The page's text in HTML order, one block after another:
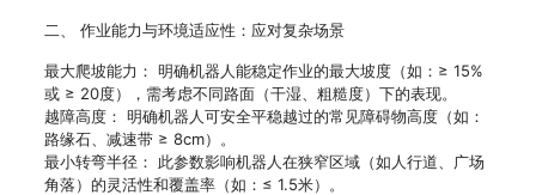
二、 作业能力与环境适应性：应对复杂场景
最大爬坡能力： 明确机器人能稳定作业的最大坡度（如：≥ 15%
或 ≥ 20度），需考虑不同路面（干湿、粗糙度）下的表现。
越障高度： 明确机器人可安全平稳越过的常见障碍物高度（如：
路缘石、减速带 ≥ 8cm）。
最小转弯半径： 此参数影响机器人在狭窄区域（如人行道、广场
角落）的灵活性和覆盖率（如：≤ 1.5米）。